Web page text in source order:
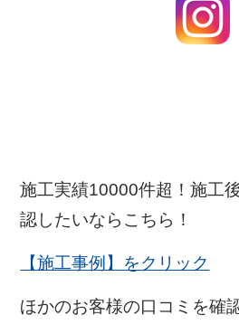
施工実績10000件超！施工
認したいならこちら！
【施工事例】をクリック
ほかのお客様の口コミを確